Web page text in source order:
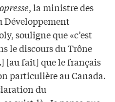
, la ministre des
Développement
souligne que «c’est
le discours du Trône
[au fait] que le français
particulière au Canada.
du